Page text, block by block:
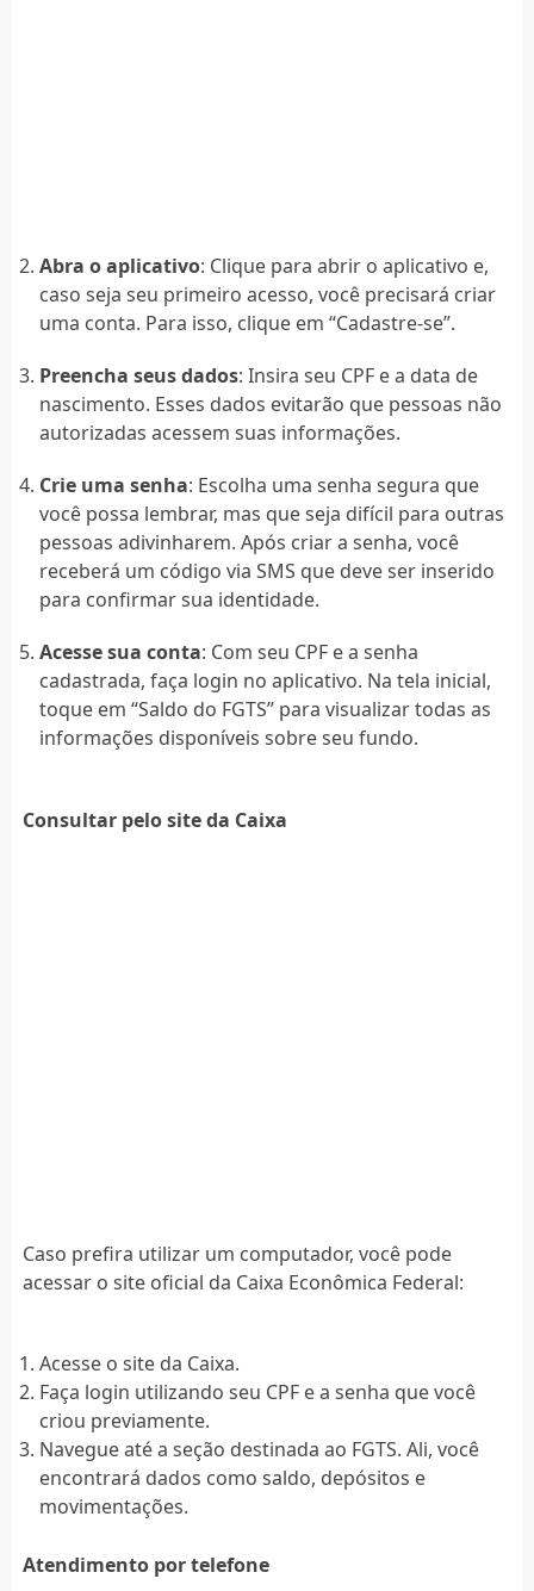
Abra o aplicativo: Clique para abrir o aplicativo e,
caso seja seu primeiro acesso, você precisará criar
uma conta. Para isso, clique em “Cadastre-se”.
Preencha seus dados: Insira seu CPF e a data de
nascimento. Esses dados evitarão que pessoas não
autorizadas acessem suas informações.
Crie uma senha: Escolha uma senha segura que
você possa lembrar, mas que seja difícil para outras
pessoas adivinharem. Após criar a senha, você
receberá um código via SMS que deve ser inserido
para confirmar sua identidade.
Acesse sua conta: Com seu CPF e a senha
cadastrada, faça login no aplicativo. Na tela inicial,
toque em “Saldo do FGTS” para visualizar todas as
informações disponíveis sobre seu fundo.
Consultar pelo site da Caixa
Caso prefira utilizar um computador, você pode
acessar o site oficial da Caixa Econômica Federal:
Acesse o site da Caixa.
Faça login utilizando seu CPF e a senha que você
criou previamente.
Navegue até a seção destinada ao FGTS. Ali, você
encontrará dados como saldo, depósitos e
movimentações.
Atendimento por telefone